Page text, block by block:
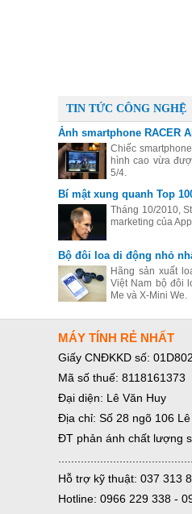
TIN TỨC CÔNG NGHỆ
Ảnh smartphone RACER
Chiếc
hình cao vừa
5/4.
Bí mật xung quanh Top
Tháng 10/2010,
marketing của
Bộ đôi loa di động nhỏ
Hãng sản xuất
Việt Nam bộ đôi
Me và X-Mini We.
MÁY TÍNH RẺ NHẤT
Giấy CNĐKKD số:
Mã số thuế: 8118161373
Đại diện: Lê Văn Huy
Địa chỉ: Số 28 ngõ 106
ĐT phản ánh chất lượng
Hỗ trợ kỹ thuật: 037 313
Hotline: 0966 229 338 -